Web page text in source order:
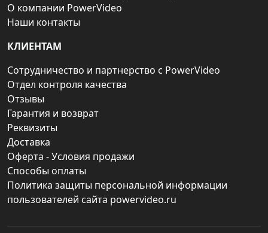
О компании PowerVideo
Наши контакты
КЛИЕНТАМ
Сотрудничество и партнерство с PowerVideo
Отдел контроля качества
Отзывы
Гарантия и возврат
Реквизиты
Доставка
Оферта - Условия продажи
Способы оплаты
Политика защиты персональной информации
пользователей сайта powervideo.ru